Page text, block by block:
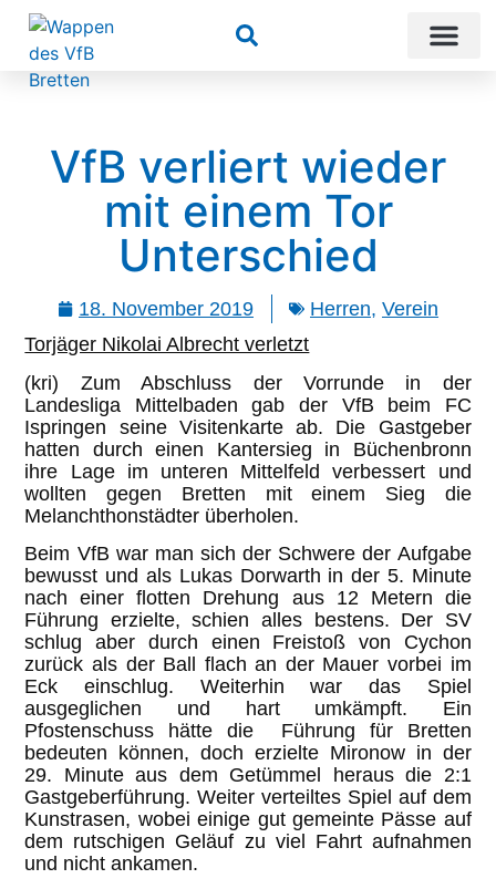
Suchen
VfB verliert wieder
mit einem Tor
Unterschied
18. November 2019 Herren, Verein
Torjäger Nikolai Albrecht verletzt
(kri) Zum Abschluss der Vorrunde in der
Landesliga Mittelbaden gab der VfB beim FC
Ispringen seine Visitenkarte ab. Die Gastgeber
hatten durch einen Kantersieg in Büchenbronn
ihre Lage im unteren Mittelfeld verbessert und
wollten gegen Bretten mit einem Sieg die
Melanchthonstädter überholen.
Beim VfB war man sich der Schwere der Aufgabe
bewusst und als Lukas Dorwarth in der 5. Minute
nach einer flotten Drehung aus 12 Metern die
Führung erzielte, schien alles bestens. Der SV
schlug aber durch einen Freistoß von Cychon
zurück als der Ball flach an der Mauer vorbei im
Eck einschlug. Weiterhin war das Spiel
ausgeglichen und hart umkämpft. Ein
Pfostenschuss hätte die Führung für Bretten
bedeuten können, doch erzielte Mironow in der
29. Minute aus dem Getümmel heraus die 2:1
Gastgeberführung. Weiter verteiltes Spiel auf dem
Kunstrasen, wobei einige gut gemeinte Pässe auf
dem rutschigen Geläuf zu viel Fahrt aufnahmen
und nicht ankamen.